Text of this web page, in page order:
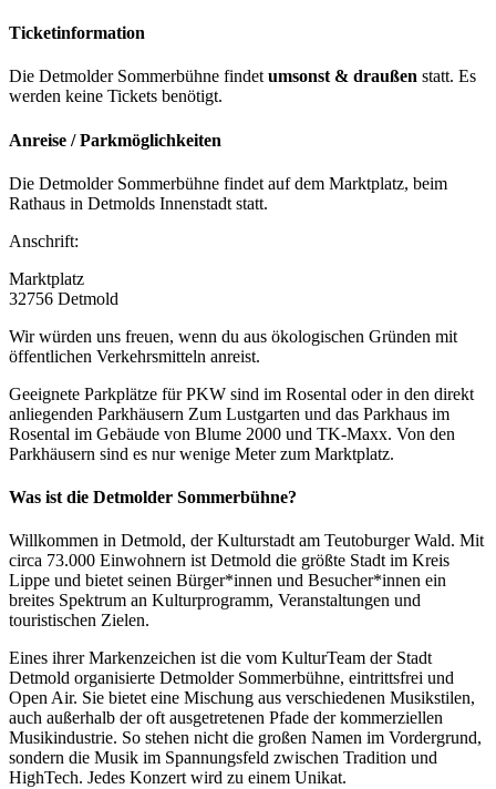
Ticketinformation
Die Detmolder Sommerbühne findet umsonst & draußen statt. Es
werden keine Tickets benötigt.
Anreise / Parkmöglichkeiten
Die Detmolder Sommerbühne findet auf dem Marktplatz, beim
Rathaus in Detmolds Innenstadt statt.
Anschrift:
Marktplatz
32756 Detmold
Wir würden uns freuen, wenn du aus ökologischen Gründen mit
öffentlichen Verkehrsmitteln anreist.
Geeignete Parkplätze für PKW sind im Rosental oder in den direkt
anliegenden Parkhäusern Zum Lustgarten und das Parkhaus im
Rosental im Gebäude von Blume 2000 und TK-Maxx. Von den
Parkhäusern sind es nur wenige Meter zum Marktplatz.
Was ist die Detmolder Sommerbühne?
Willkommen in Detmold, der Kulturstadt am Teutoburger Wald. Mit
circa 73.000 Einwohnern ist Detmold die größte Stadt im Kreis
Lippe und bietet seinen Bürger*innen und Besucher*innen ein
breites Spektrum an Kulturprogramm, Veranstaltungen und
touristischen Zielen.
Eines ihrer Markenzeichen ist die vom KulturTeam der Stadt
Detmold organisierte Detmolder Sommerbühne, eintrittsfrei und
Open Air. Sie bietet eine Mischung aus verschiedenen Musikstilen,
auch außerhalb der oft ausgetretenen Pfade der kommerziellen
Musikindustrie. So stehen nicht die großen Namen im Vordergrund,
sondern die Musik im Spannungsfeld zwischen Tradition und
HighTech. Jedes Konzert wird zu einem Unikat.